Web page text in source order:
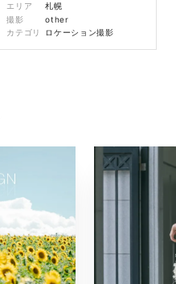
エリア
札幌
撮影
other
カテゴリ
ロケーション撮影